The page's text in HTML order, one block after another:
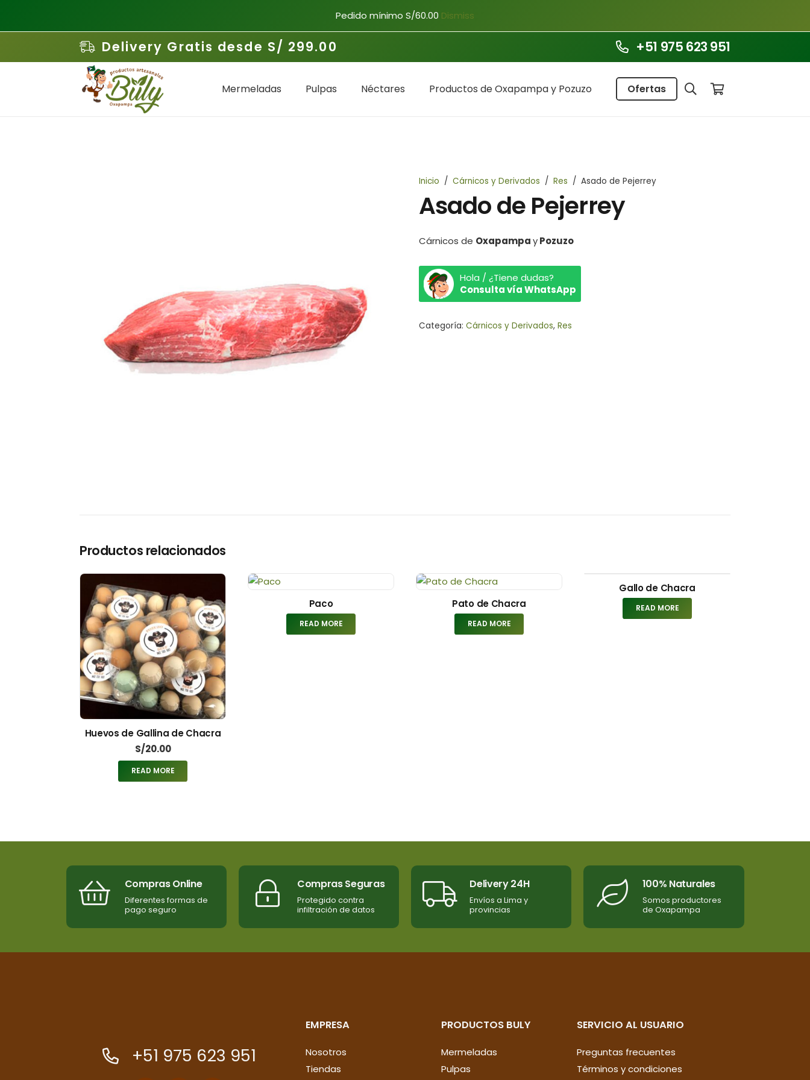
Delivery Gratis desde S/ 299.00 +51 975 623 951
Mermeladas Pulpas Néctares Productos de Oxapampa y Pozuzo Ofertas
Inicio / Cárnicos y Derivados / Res / Asado de Pejerrey
Asado de Pejerrey
Cárnicos de OxapampayPozuzo
Hola / ¿Tiene dudas?
Consulta vía WhatsApp
Categoría: Cárnicos y Derivados, Res
Productos relacionados
Huevos de Gallina de Chacra
S/20.00
READ MORE
Paco
READ MORE
Pato de Chacra
READ MORE
Gallo de Chacra
READ MORE
Compras Online
Diferentes formas de
pago seguro
Compras Seguras
Protegido contra
infiltración de datos
Delivery 24H
Envíos a Lima y
provincias
100% Naturales
Somos productores
de Oxapampa
+51 975 623 951
EMPRESA
Nosotros
Tiendas
PRODUCTOS BULY
Mermeladas
Pulpas
SERVICIO AL USUARIO
Preguntas frecuentes
Términos y condiciones
Pedido mínimo S/60.00 Dismiss